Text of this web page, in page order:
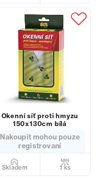
Okenní síť proti hmyzu
150x130cm bílá
Nakoupit mohou pouze
registrovaní
Skladem 1 ks